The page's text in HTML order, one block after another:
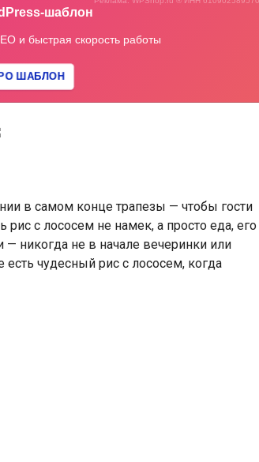
в самом конце трапезы — чтобы гости
рис с лососем не намек, а просто еда, его
— никогда не в начале вечеринки или
чудесный рис с лососем, когда